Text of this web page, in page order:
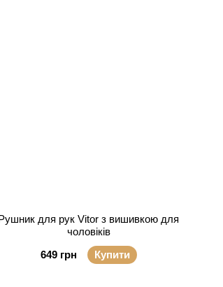
для рук Vitor з вишивкою для
чоловіків
649 грн
Купити